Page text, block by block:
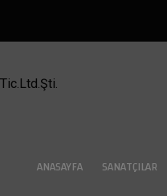
ANASAYFA SANATÇILAR